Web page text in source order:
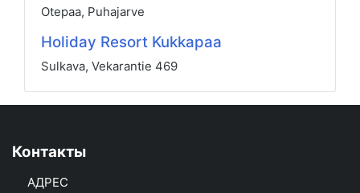
Otepaa, Puhajarve
Holiday Resort Kukkapaa
Sulkava, Vekarantie 469
Контакты
АДРЕС